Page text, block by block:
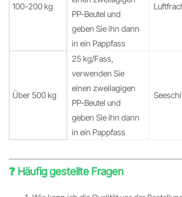
100-200 kg
PP-Beutel und
geben Sie ihn dann
in ein Pappfass
Über 500 kg
25 kg/Fass,
verwenden Sie
einen zweilagigen
PP-Beutel und
geben Sie ihn dann
in ein Pappfass
❓ Häufig gestellte Fragen